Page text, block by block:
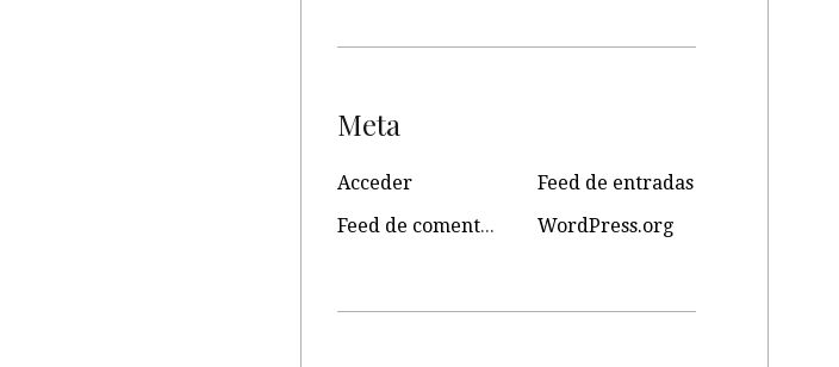
Meta
Acceder
Feed de entradas
Feed de comentarios
WordPress.org